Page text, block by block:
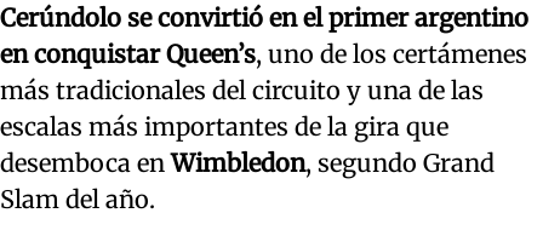
Cerúndolo se convirtió en el primer argentino
en conquistar Queen’s, uno de los certámenes
más tradicionales del circuito y una de las
escalas más importantes de la gira que
desemboca en Wimbledon, segundo Grand
Slam del año.